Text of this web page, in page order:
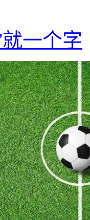
一个字